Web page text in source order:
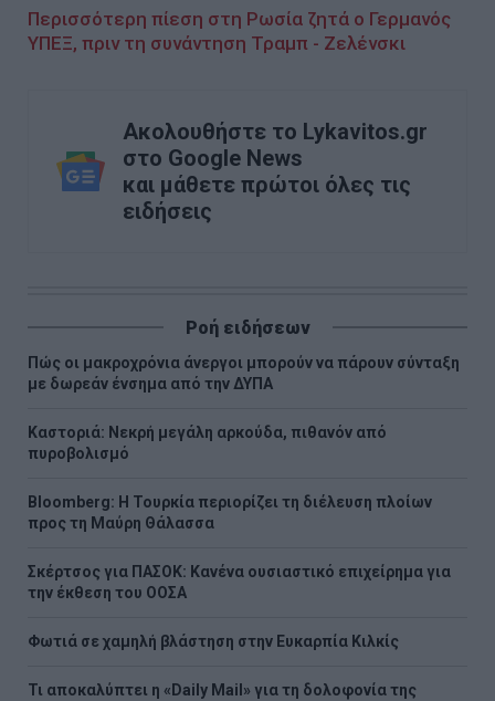
Περισσότερη πίεση στη Ρωσία ζητά ο Γερμανός
ΥΠΕΞ, πριν τη συνάντηση Τραμπ - Ζελένσκι
Ακολουθήστε το Lykavitos.gr
στο Google News
και μάθετε πρώτοι όλες τις
ειδήσεις
Ροή ειδήσεων
Πώς οι μακροχρόνια άνεργοι μπορούν να πάρουν σύνταξη
με δωρεάν ένσημα από την ΔΥΠΑ
Καστοριά: Νεκρή μεγάλη αρκούδα, πιθανόν από
πυροβολισμό
Bloomberg: Η Τουρκία περιορίζει τη διέλευση πλοίων
προς τη Μαύρη Θάλασσα
Σκέρτσος για ΠΑΣΟΚ: Κανένα ουσιαστικό επιχείρημα για
την έκθεση του ΟΟΣΑ
Φωτιά σε χαμηλή βλάστηση στην Ευκαρπία Κιλκίς
Τι αποκαλύπτει η «Daily Mail» για τη δολοφονία της